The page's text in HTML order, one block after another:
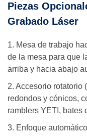
Piezas
Grabado Láser
1. Mesa de trabajo
de la mesa para que
arriba y hacia abajo
2. Accesorio rotatorio
redondos y cónicos,
ramblers YETI, bates
3. Enfoque